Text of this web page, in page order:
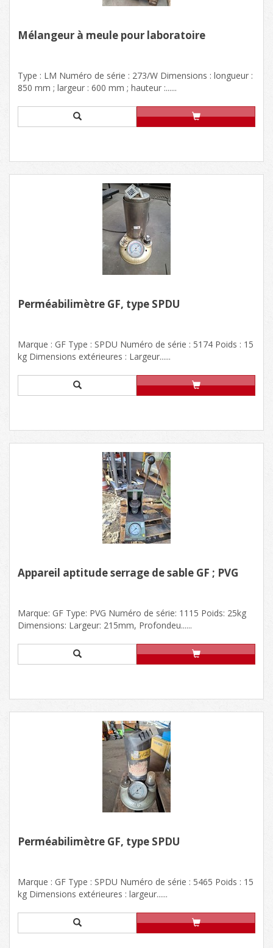
Mélangeur à meule pour laboratoire
Type : LM Numéro de série : 273/W Dimensions : longueur :
850 mm ; largeur : 600 mm ; hauteur :......
Perméabilimètre GF, type SPDU
Marque : GF Type : SPDU Numéro de série : 5174 Poids : 15
kg Dimensions extérieures : Largeur......
Appareil aptitude serrage de sable GF ; PVG
Marque: GF Type: PVG Numéro de série: 1115 Poids: 25kg
Dimensions: Largeur: 215mm, Profondeu......
Perméabilimètre GF, type SPDU
Marque : GF Type : SPDU Numéro de série : 5465 Poids : 15
kg Dimensions extérieures : largeur......